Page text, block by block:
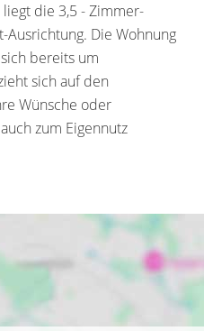
die 3,5 - Zimmer-
Ausrichtung. Die Wohnung
bereits um
sich auf den
Wünsche oder
zum Eigennutz